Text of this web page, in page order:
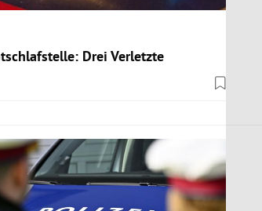
Drei Verletzte